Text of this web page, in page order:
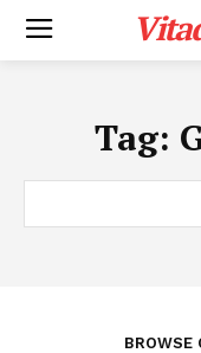
Tag:
BROWSE